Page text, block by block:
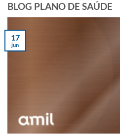
BLOG PLANO DE SAÚDE
17
jun